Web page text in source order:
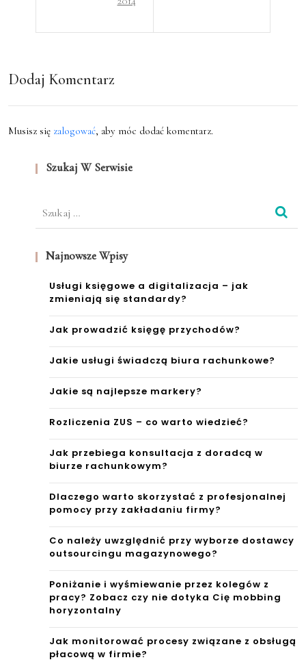
ie
jako
ejszy
bizn
Dodaj Komentarz
Musisz się zalogować, aby móc dodać komentarz.
Szukaj W Serwisie
Szukaj:
Najnowsze Wpisy
Usługi księgowe a digitalizacja – jak
zmieniają się standardy?
Jak prowadzić księgę przychodów?
Jakie usługi świadczą biura rachunkowe?
Jakie są najlepsze markery?
Rozliczenia ZUS – co warto wiedzieć?
Jak przebiega konsultacja z doradcą w
biurze rachunkowym?
Dlaczego warto skorzystać z profesjonalnej
pomocy przy zakładaniu firmy?
Co należy uwzględnić przy wyborze dostawcy
outsourcingu magazynowego?
Poniżanie i wyśmiewanie przez kolegów z
pracy? Zobacz czy nie dotyka Cię mobbing
horyzontalny
Jak monitorować procesy związane z obsługą
płacową w firmie?